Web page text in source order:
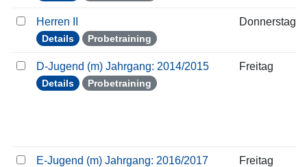
Herren II
Details Probetraining
Donnerstag
D-Jugend (m) Jahrgang: 2014/2015
Details Probetraining
Freitag
E-Jugend (m) Jahrgang: 2016/2017 Freitag